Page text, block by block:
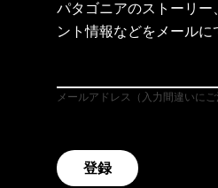
パタゴニアのストーリ
ント情報などをメールに
メールアドレス（入力間違いにご
登録